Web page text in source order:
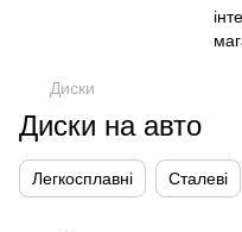
Диски
Диски на авто
Легкосплавні Сталеві